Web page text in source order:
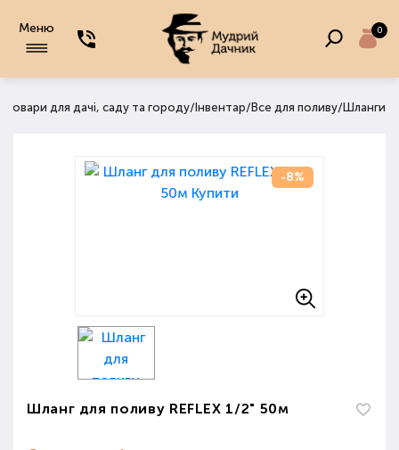
Меню 0
Товари для дачі, саду та городу/ Інвентар/ Все для поливу/ Шланги
-8%
Шланг для поливу REFLEX 1/2" 50м